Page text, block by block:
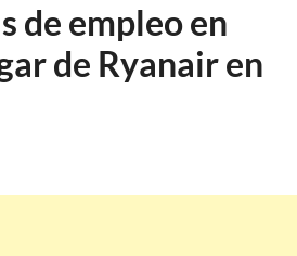
de empleo en
de Ryanair en